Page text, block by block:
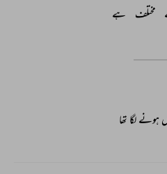
مختلف ہے
لگا تھا